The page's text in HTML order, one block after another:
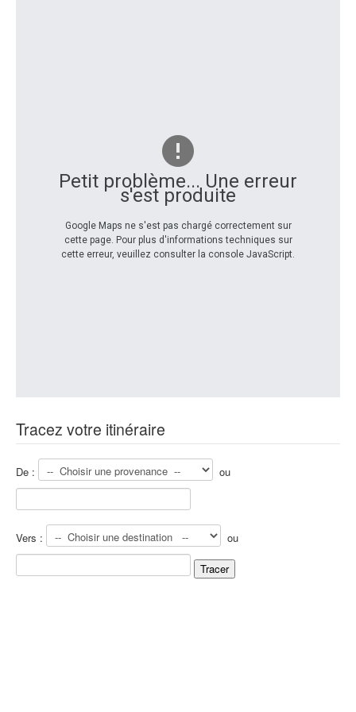
Petit problème... Une erreur
s'est produite
Google Maps ne s'est pas chargé correctement sur
cette page. Pour plus d'informations techniques sur
cette erreur, veuillez consulter la console JavaScript.
Tracez votre itinéraire
De : ou
Vers : ou